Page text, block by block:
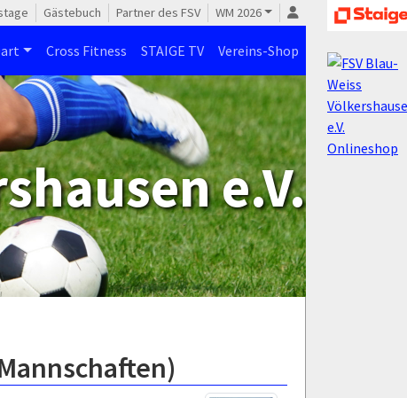
Gästebuch Partner des FSV WM 2026
Cross Fitness STAIGE TV Vereins-Shop
e.V.